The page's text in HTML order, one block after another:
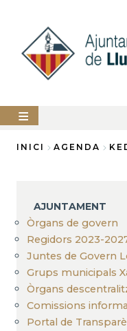
contingut
AJUNTAMENT
SERVEIS
MUNICIPALS
PERFIL
DEL
CONTRACTANT
ANUNCIS
INICI AGENDA
AJUNTAMENT
Òrgans de govern
Regidors 2023-
Juntes de Govern
Grups municipals
Òrgans
Comissions
Portal de